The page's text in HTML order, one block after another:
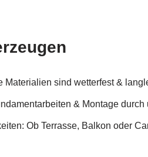
Materialien sind wetterfest &
& Montage durch
Ob Terrasse, Balkon oder